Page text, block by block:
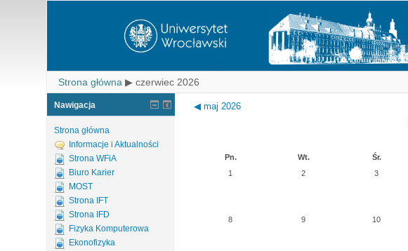
Strona główna ▶ czerwiec 2026
◀ maj 2026
Pn. Wt. Śr.
1
2 3
8 9 10
Nawigacja
Strona główna
Informacje i Aktualności
Strona WFiA
Biuro Karier
MOST
Strona IFT
Strona IFD
Fizyka Komputerowa
Ekonofizyka